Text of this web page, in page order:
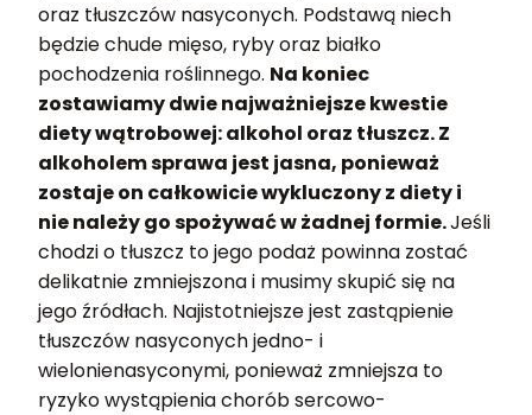
oraz tłuszczów nasyconych. Podstawą niech
będzie chude mięso, ryby oraz białko
pochodzenia roślinnego. Na koniec
zostawiamy dwie najważniejsze kwestie
diety wątrobowej: alkohol oraz tłuszcz. Z
alkoholem sprawa jest jasna, ponieważ
zostaje on całkowicie wykluczony z diety i
nie należy go spożywać w żadnej formie.Jeśli
chodzi o tłuszcz to jego podaż powinna zostać
delikatnie zmniejszona i musimy skupić się na
jego źródłach. Najistotniejsze jest zastąpienie
tłuszczów nasyconych jedno- i
wielonienasyconymi, ponieważ zmniejsza to
ryzyko wystąpienia chorób sercowo-